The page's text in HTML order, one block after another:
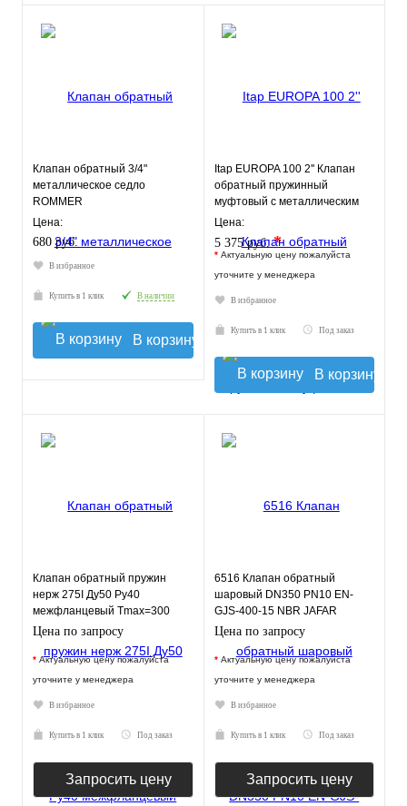
Клапан обратный 3/4"
металлическое седло
ROMMER
Цена:
680 руб.
В избранное
Купить в 1 клик В наличии
В корзину
Itap EUROPA 100 2'' Клапан
обратный пружинный
муфтовый с металлическим
седлом
Цена:
5 375 руб.*
* Актуальную цену пожалуйста
уточните у менеджера
В избранное
Купить в 1 клик Под заказ
В корзину
Клапан обратный пружин
нерж 275I Ду50 Ру40
межфланцевый Tmax=300
Zetkama 275I050E51
Цена по запросу
* Актуальную цену пожалуйста
уточните у менеджера
В избранное
Купить в 1 клик Под заказ
Запросить цену
6516 Клапан обратный
шаровый DN350 PN10 EN-
GJS-400-15 NBR JAFAR
Цена по запросу
* Актуальную цену пожалуйста
уточните у менеджера
В избранное
Купить в 1 клик Под заказ
Запросить цену